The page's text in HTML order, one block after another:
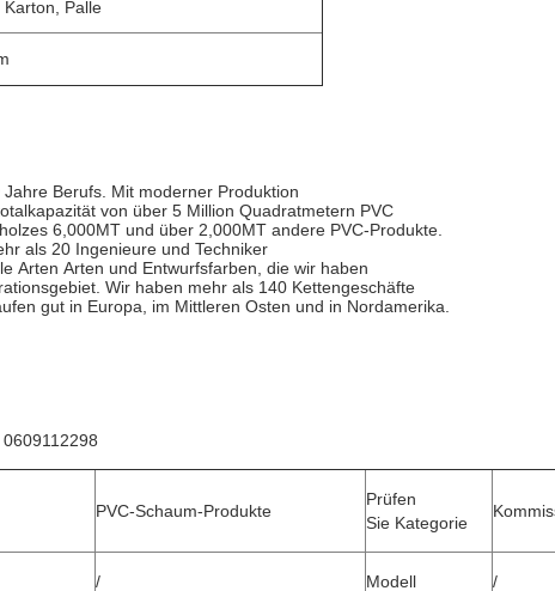
Palle
Berufs. Mit moderner Produktion
von über 5 Million Quadratmetern PVC
6,000MT und über 2,000MT andere PVC-Produkte.
als 20 Ingenieure und Techniker
Arten Arten und Entwurfsfarben, die wir haben
Wir haben mehr als 140 Kettengeschäfte
gut in Europa, im Mittleren Osten und in Nordamerika.
PVC-Schaum-Produkte
Prüfen
Sie Kategorie
/ Modell /